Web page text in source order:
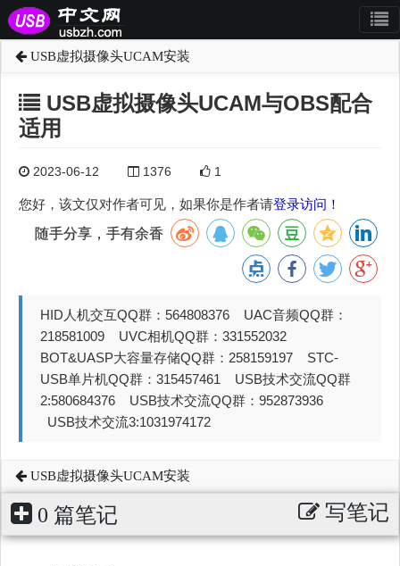
USB虚拟摄像头UCAM安装
USB虚拟摄像头UCAM与OBS配合
适用
2023-06-12 1376 1
您好，该文仅对作者可见，如果你是作者请登录访问！
随手分享，手有余香
HID人机交互QQ群：564808376 UAC音频QQ群：
218581009 UVC相机QQ群：331552032
BOT&UASP大容量存储QQ群：258159197 STC-
USB单片机QQ群：315457461 USB技术交流QQ群
2:580684376 USB技术交流QQ群：952873936
USB技术交流3:1031974172
USB虚拟摄像头UCAM安装
0 篇笔记 写笔记